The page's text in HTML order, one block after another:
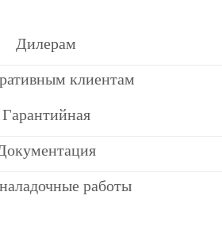
О компании
История
Новости
лист
Вакансии
Tosot
Lessar
QuattroClima
Fujitsu
Dahaci
Маркетинговая
Инженерная
Гарантийная
работы
Дилерам
клиентам